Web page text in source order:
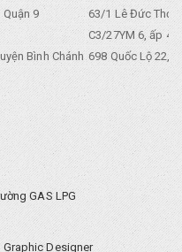
Quận 9
63/1 Lê Đức Thọ,
C3/27YM 6, ấp 4,
Bình Chánh 698 Quốc Lộ 22,
GAS LPG
Graphic Designer